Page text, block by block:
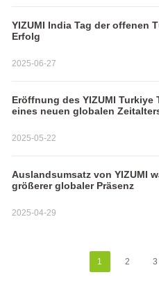
YIZUMI India Tag der offenen
Erfolg
2025-06-27
Eröffnung des YIZUMI Turkiye
eines neuen globalen
2025-05-22
Auslandsumsatz von YIZUMI
größerer globaler Präsenz
2025-04-29
1 2 3